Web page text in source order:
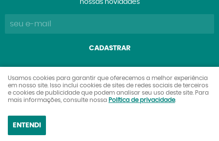
nossas novidades
CADASTRAR
Explorers Club Comércio de Brinquedos e Colecionáveis
Ltda
CNPJ: 27.842.089/0001-90
Usamos cookies para garantir que oferecemos a melhor experiência
em nosso site. Isso inclui cookies de sites de redes sociais de terceiros
e cookies de publicidade que podem analisar seu uso deste site. Para
mais informações, consulte nossa Política de privacidade.
ENTENDI